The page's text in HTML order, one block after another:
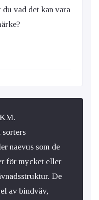
du vad det kan vara
naevus som de
för mycket eller
De
av bindväv,